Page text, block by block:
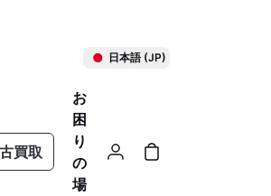
日本語 (JP)
買取
お
困
り
の
場